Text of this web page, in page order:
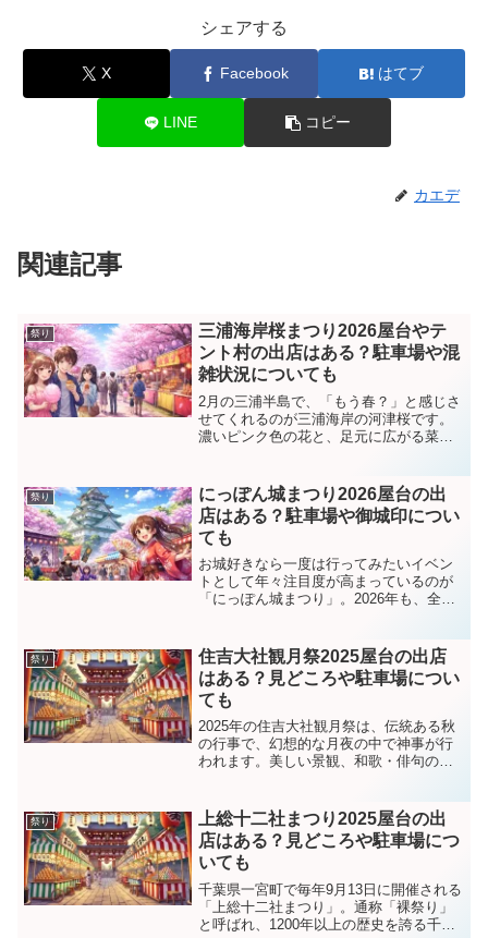
シェアする
X Facebook はてブ
LINE コピー
カエデ
関連記事
祭り
三浦海岸桜まつり2026屋台やテ
ント村の出店はある？駐車場や混
雑状況についても
2月の三浦半島で、「もう春？」と感じさ
せてくれるのが三浦海岸の河津桜です。
濃いピンク色の花と、足元に広がる菜の
せて開催されるのが、三浦海岸桜まつ
り。京急線の駅から歩いて...
祭り
にっぽん城まつり2026屋台の出
店はある？駐車場や御城印につい
ても
お城好きなら一度は行ってみたいイベン
トとして年々注目度が高まっているのが
「にっぽん城まつり」。2026年も、全国
出るの？」「車で行ける？」「御城印は
もらえる？」といった...
祭り
住吉大社観月祭2025屋台の出店
はある？見どころや駐車場につい
ても
2025年の住吉大社観月祭は、伝統ある秋
の行事で、幻想的な月夜の中で神事が行
われます。美しい景観、和歌・俳句の献
ます。今回は、住吉大社観月祭2025の開
催概要、屋台の出...
祭り
上総十二社まつり2025屋台の出
店はある？見どころや駐車場につ
いても
千葉県一宮町で毎年9月13日に開催される
「上総十二社まつり」。通称「裸祭り」
と呼ばれ、1200年以上の歴史を誇る千葉